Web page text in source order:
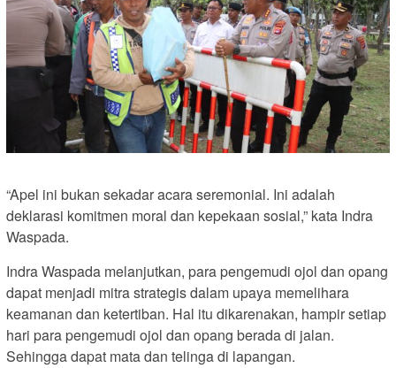
“Apel ini bukan sekadar acara seremonial. Ini adalah
deklarasi komitmen moral dan kepekaan sosial,” kata Indra
Waspada.
Indra Waspada melanjutkan, para pengemudi ojol dan opang
dapat menjadi mitra strategis dalam upaya memelihara
keamanan dan ketertiban. Hal itu dikarenakan, hampir setiap
hari para pengemudi ojol dan opang berada di jalan.
Sehingga dapat mata dan telinga di lapangan.